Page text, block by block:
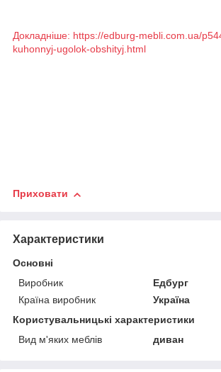
Докладніше: https://edburg-mebli.com.ua/
kuhonnyj-ugolok-obshityj.html
Приховати
Характеристики
Основні
Виробник
Едбург
Країна виробник
Україна
Користувальницькі характеристики
Вид м'яких меблів
диван